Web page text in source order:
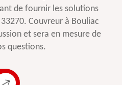
de fournir les solutions
Couvreur à Bouliac
et sera en mesure de
questions.